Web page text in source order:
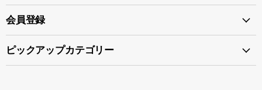
て
く
さ
い
て
く
さ
い
さ
い
会員登録
ピックアップカテゴリー